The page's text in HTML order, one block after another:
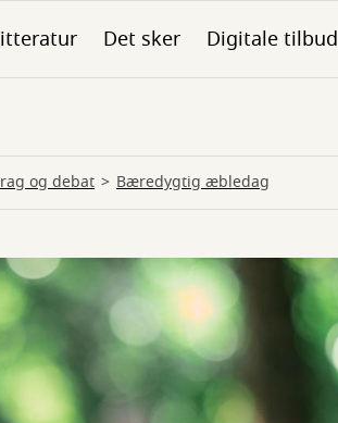
Det sker Digitale tilbud
og debat Bæredygtig æbledag